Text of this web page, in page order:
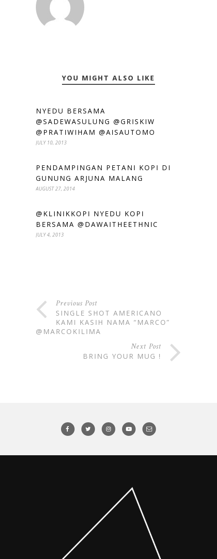
YOU MIGHT ALSO LIKE
NYEDU BERSAMA
@SADEWASULUNG @GRISKIW
@PRATIWIHAM @AISAUTOMO
JULY 10, 2013
PENDAMPINGAN PETANI KOPI DI
GUNUNG ARJUNA MALANG
AUGUST 27, 2014
@KLINIKKOPI NYEDU KOPI
BERSAMA @DAWAITHEETHNIC
JULY 4, 2013
Previous Post
SINGLE SHOT AMERICANO
KAMI KASIH NAMA “MARCO”
@MARCOKILIMA
Next Post
BRING YOUR MUG !